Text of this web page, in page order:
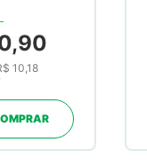
,90
10,18